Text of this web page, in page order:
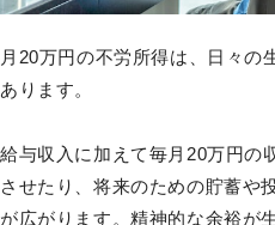
月20万円の不労所得は、日々の
あります。
給与収入に加えて毎月20万円の
させたり、将来のための貯蓄や
が広がります。精神的な余裕が